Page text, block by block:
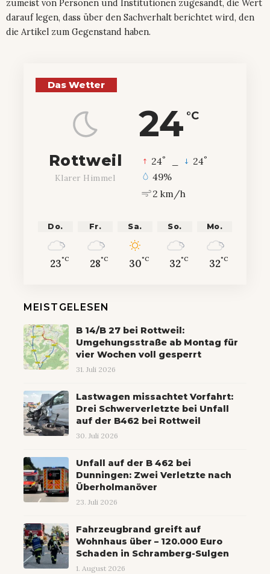
zumeist von Personen und Institutionen zugesandt, die Wert
darauf legen, dass über den Sachverhalt berichtet wird, den
die Artikel zum Gegenstand haben.
Das Wetter
24 °C
Rottweil
Klarer Himmel
24° 24°
49%
2 km/h
Do.
23°C
Fr.
28°C
Sa.
30°C
So.
32°C
Mo.
32°C
MEISTGELESEN
B 14/B 27 bei Rottweil:
Umgehungsstraße ab Montag für
vier Wochen voll gesperrt
31. Juli 2026
Lastwagen missachtet Vorfahrt:
Drei Schwerverletzte bei Unfall
auf der B462 bei Rottweil
30. Juli 2026
Unfall auf der B 462 bei
Dunningen: Zwei Verletzte nach
Überholmanöver
23. Juli 2026
Fahrzeugbrand greift auf
Wohnhaus über – 120.000 Euro
Schaden in Schramberg-Sulgen
1. August 2026